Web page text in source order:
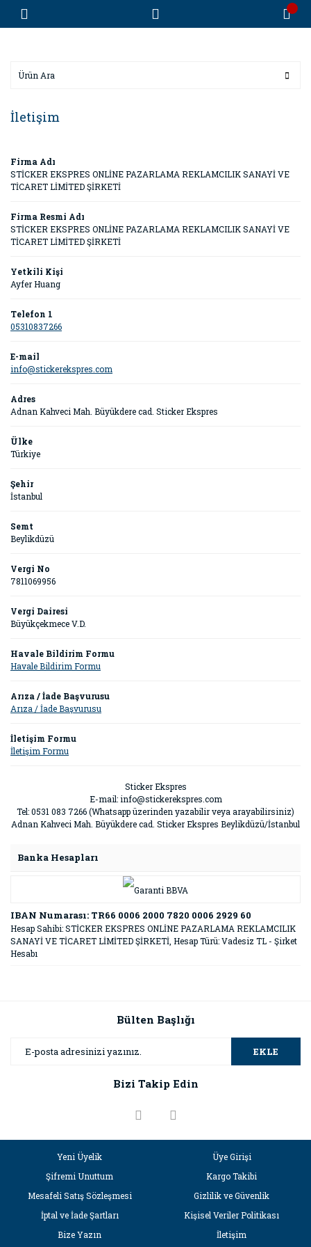
İletişim
Firma Adı
STİCKER EKSPRES ONLİNE PAZARLAMA REKLAMCILIK SANAYİ VE
TİCARET LİMİTED ŞİRKETİ
Firma Resmi Adı
STİCKER EKSPRES ONLİNE PAZARLAMA REKLAMCILIK SANAYİ VE
TİCARET LİMİTED ŞİRKETİ
Yetkili Kişi
Ayfer Huang
Telefon 1
05310837266
E-mail
info@stickerekspres.com
Adres
Adnan Kahveci Mah. Büyükdere cad. Sticker Ekspres
Ülke
Türkiye
Şehir
İstanbul
Semt
Beylikdüzü
Vergi No
7811069956
Vergi Dairesi
Büyükçekmece V.D.
Havale Bildirim Formu
Havale Bildirim Formu
Arıza / İade Başvurusu
Arıza / İade Başvurusu
İletişim Formu
İletişim Formu
Sticker Ekspres
E-mail: info@stickerekspres.com
Tel: 0531 083 7266 (Whatsapp üzerinden yazabilir veya arayabilirsiniz)
Adnan Kahveci Mah. Büyükdere cad. Sticker Ekspres Beylikdüzü/İstanbul
Banka Hesapları
IBAN Numarası: TR66 0006 2000 7820 0006 2929 60
Hesap Sahibi: STİCKER EKSPRES ONLİNE PAZARLAMA REKLAMCILIK
SANAYİ VE TİCARET LİMİTED ŞİRKETİ, Hesap Türü: Vadesiz TL - Şirket
Hesabı
Bülten Başlığı
EKLE
Bizi Takip Edin
Yeni Üyelik
Üye Girişi
Şifremi Unuttum
Kargo Takibi
Mesafeli Satış Sözleşmesi
Gizlilik ve Güvenlik
İptal ve İade Şartları
Kişisel Veriler Politikası
Bize Yazın
İletişim